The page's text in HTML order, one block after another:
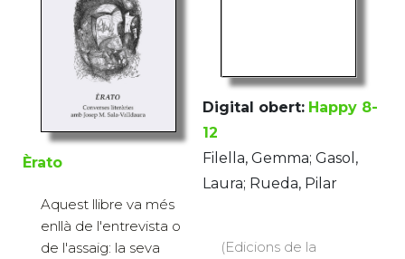
Èrato
Aquest llibre va més
enllà de l'entrevista o
de l'assaig: la seva
Digital obert: Happy 8-
12
Filella, Gemma; Gasol,
Laura; Rueda, Pilar
(Edicions de la